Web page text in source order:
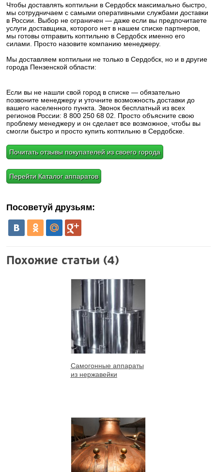
Чтобы доставлять коптильни в Сердобск максимально быстро,
мы сотрудничаем с самыми оперативными службами доставки
в России. Выбор не ограничен — даже если вы предпочитаете
услуги доставщика, которого нет в нашем списке партнеров,
мы готовы отправить коптильню в Сердобск именно его
силами. Просто назовите компанию менеджеру.
Мы доставляем коптильни не только в Сердобск, но и в другие
города Пензенской области:
Если вы не нашли свой город в списке — обязательно
позвоните менеджеру и уточните возможность доставки до
вашего населенного пункта. Звонок бесплатный из всех
регионов России: 8 800 250 68 02. Просто объясните свою
проблему менеджеру и он сделает все возможное, чтобы вы
смогли быстро и просто купить коптильню в Сердобске.
Почитать отзывы покупателей из своего города
Перейти Каталог аппаратов
Посоветуй друзьям:
Похожие статьи (4)
Самогонные аппараты
из нержавейки